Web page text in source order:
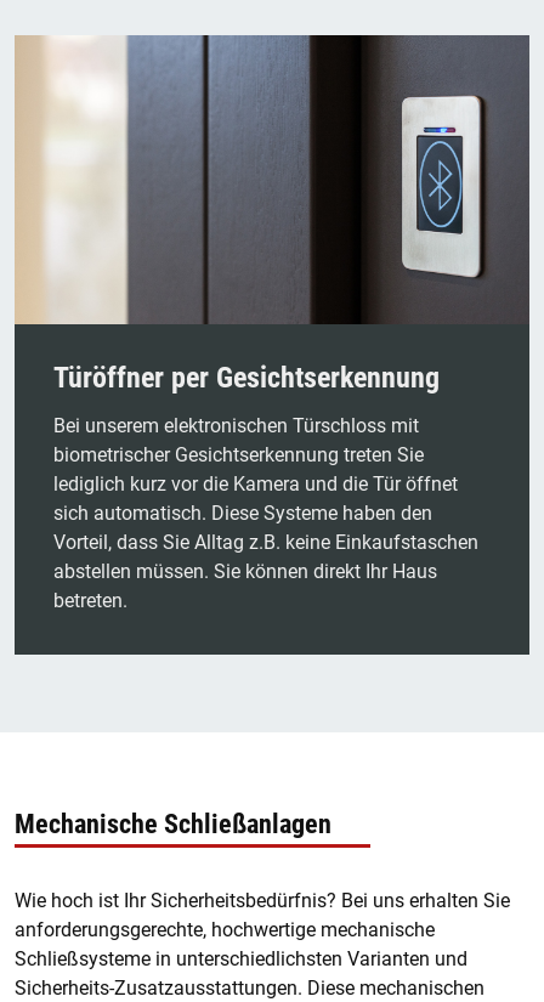
Türöffner per Gesichtserkennung
Bei unserem elektronischen Türschloss mit
biometrischer Gesichtserkennung treten Sie
lediglich kurz vor die Kamera und die Tür öffnet
sich automatisch. Diese Systeme haben den
Vorteil, dass Sie Alltag z.B. keine Einkaufstaschen
abstellen müssen. Sie können direkt Ihr Haus
betreten.
Mechanische Schließanlagen
Wie hoch ist Ihr Sicherheitsbedürfnis? Bei uns erhalten Sie
anforderungsgerechte, hochwertige mechanische
Schließsysteme in unterschiedlichsten Varianten und
Sicherheits-Zusatzausstattungen. Diese mechanischen